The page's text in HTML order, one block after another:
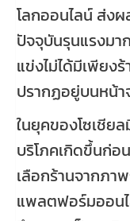
โลกออนไลน์ ส่ง
ปัจจุบันรุนแรงมา
แข่งไม่ได้มีเพียง
ปรากฏอยู่บนหน้
ในยุคของโซเชีย
บริโภคเกิดขึ้นก่อ
เลือกร้านจากภา
แพลตฟอร์มออนไ